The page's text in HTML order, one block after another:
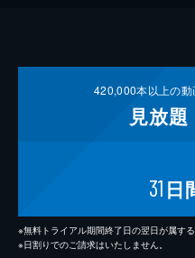
420,000本以上の
見放題
31 日
※無料トライアル期間終了日の翌日が属す
※日割りでのご請求はいたしません。